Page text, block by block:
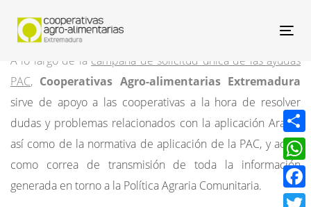
A lo largo de la campaña de solicitud única de las ayudas
PAC, Cooperativas Agro-alimentarias Extremadura
sirve de apoyo a las cooperativas a la hora de resolver
dudas y problemas relacionados con la aplicación Arado,
así como de la normativa de aplicación de la PAC, y actúa
como correa de transmisión de toda la información
generada en torno a la Política Agraria Comunitaria.